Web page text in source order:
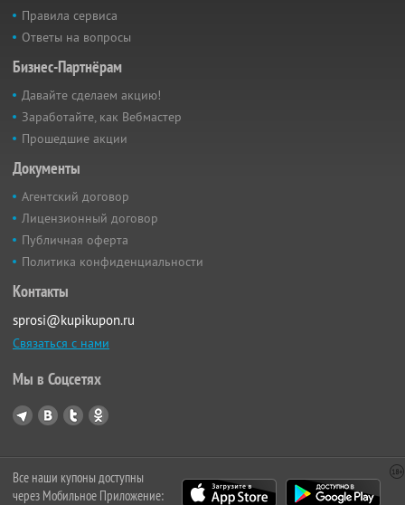
Правила сервиса
Ответы на вопросы
Бизнес-Партнёрам
Давайте сделаем акцию!
Заработайте, как Вебмастер
Прошедшие акции
Документы
Агентский договор
Лицензионный договор
Публичная оферта
Политика конфиденциальности
Контакты
sprosi@kupikupon.ru
Связаться с нами
Мы в Соцсетях
Все наши купоны доступны
через Мобильное Приложение: